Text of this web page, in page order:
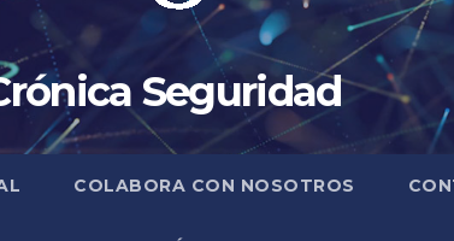
Seguridad
COLABORA CON NOSOTROS